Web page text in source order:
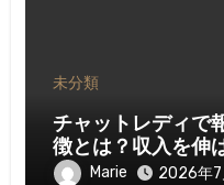
未分類
チャットレディで
徴とは？収入を伸
いポイント
Marie 2026年7